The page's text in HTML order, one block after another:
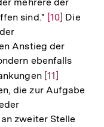
sind." Zur
der
Fußnote
[10] Die
Anstieg der
ebenfalls
Zur
Auflösung
Fußnote
[11]
die zur Aufgabe
zweiter Stelle